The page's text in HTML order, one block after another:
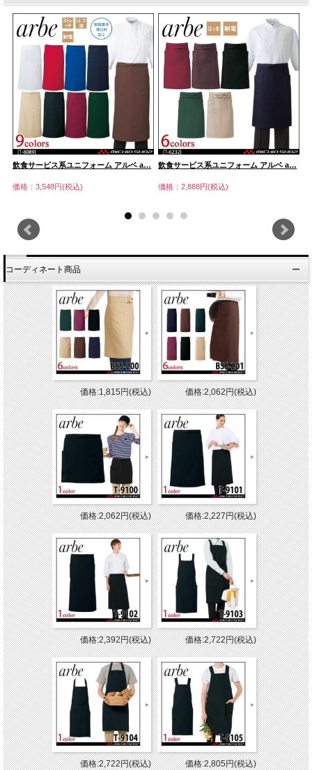
飲食サービス系ユニフォーム アルベ a…
価格：3,548円(税込)
飲食サービス系ユニフォーム アルベ a…
価格：2,888円(税込)
コーディネート商品
価格:1,815円(税込) 価格:2,062円(税込)
価格:2,062円(税込) 価格:2,227円(税込)
価格:2,392円(税込) 価格:2,722円(税込)
価格:2,722円(税込) 価格:2,805円(税込)